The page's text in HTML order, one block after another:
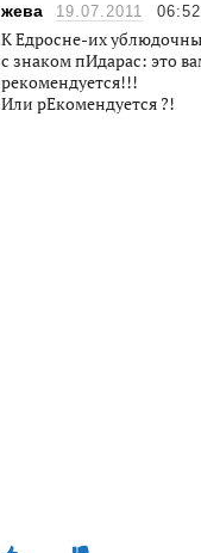
жева 19.07.2011 06:52
К Едросне-их
с знаком пИдарас: это
рекомендуется!!!
Или рЕкомендуется ?!